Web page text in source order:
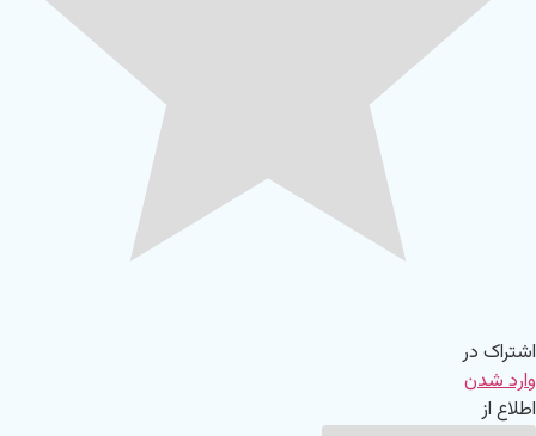
اشتراک در
وارد شدن
اطلاع از